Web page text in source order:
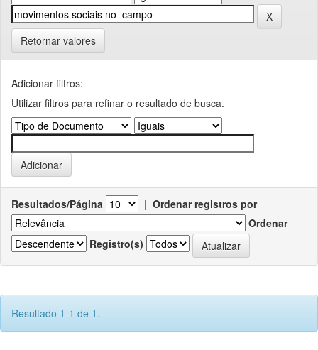
Retornar valores
Adicionar filtros:
Utilizar filtros para refinar o resultado de busca.
Resultados/Página | Ordenar registros por
Ordenar
Registro(s)
Resultado 1-1 de 1.